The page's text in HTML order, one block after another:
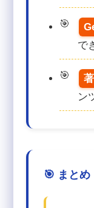
で
ン
🎯 まと